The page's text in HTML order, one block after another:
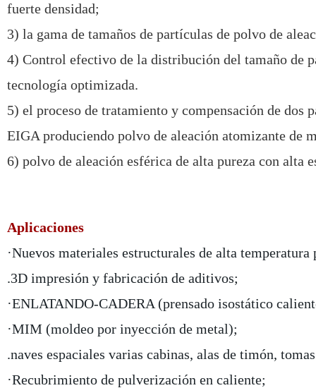
fuerte densidad;
3) la gama de tamaños de partículas de polvo de
4) Control efectivo de la distribución del tamaño de
tecnología optimizada.
5) el proceso de tratamiento y compensación de dos
EIGA produciendo polvo de aleación atomizante de
6) polvo de aleación esférica de alta pureza con alta
Aplicaciones
·Nuevos materiales estructurales de alta
.3D impresión y fabricación de aditivos;
·ENLATANDO-CADERA (prensado isostático
·MIM (moldeo por inyección de metal);
.naves espaciales varias cabinas, alas de timón,
·Recubrimiento de pulverización en caliente;